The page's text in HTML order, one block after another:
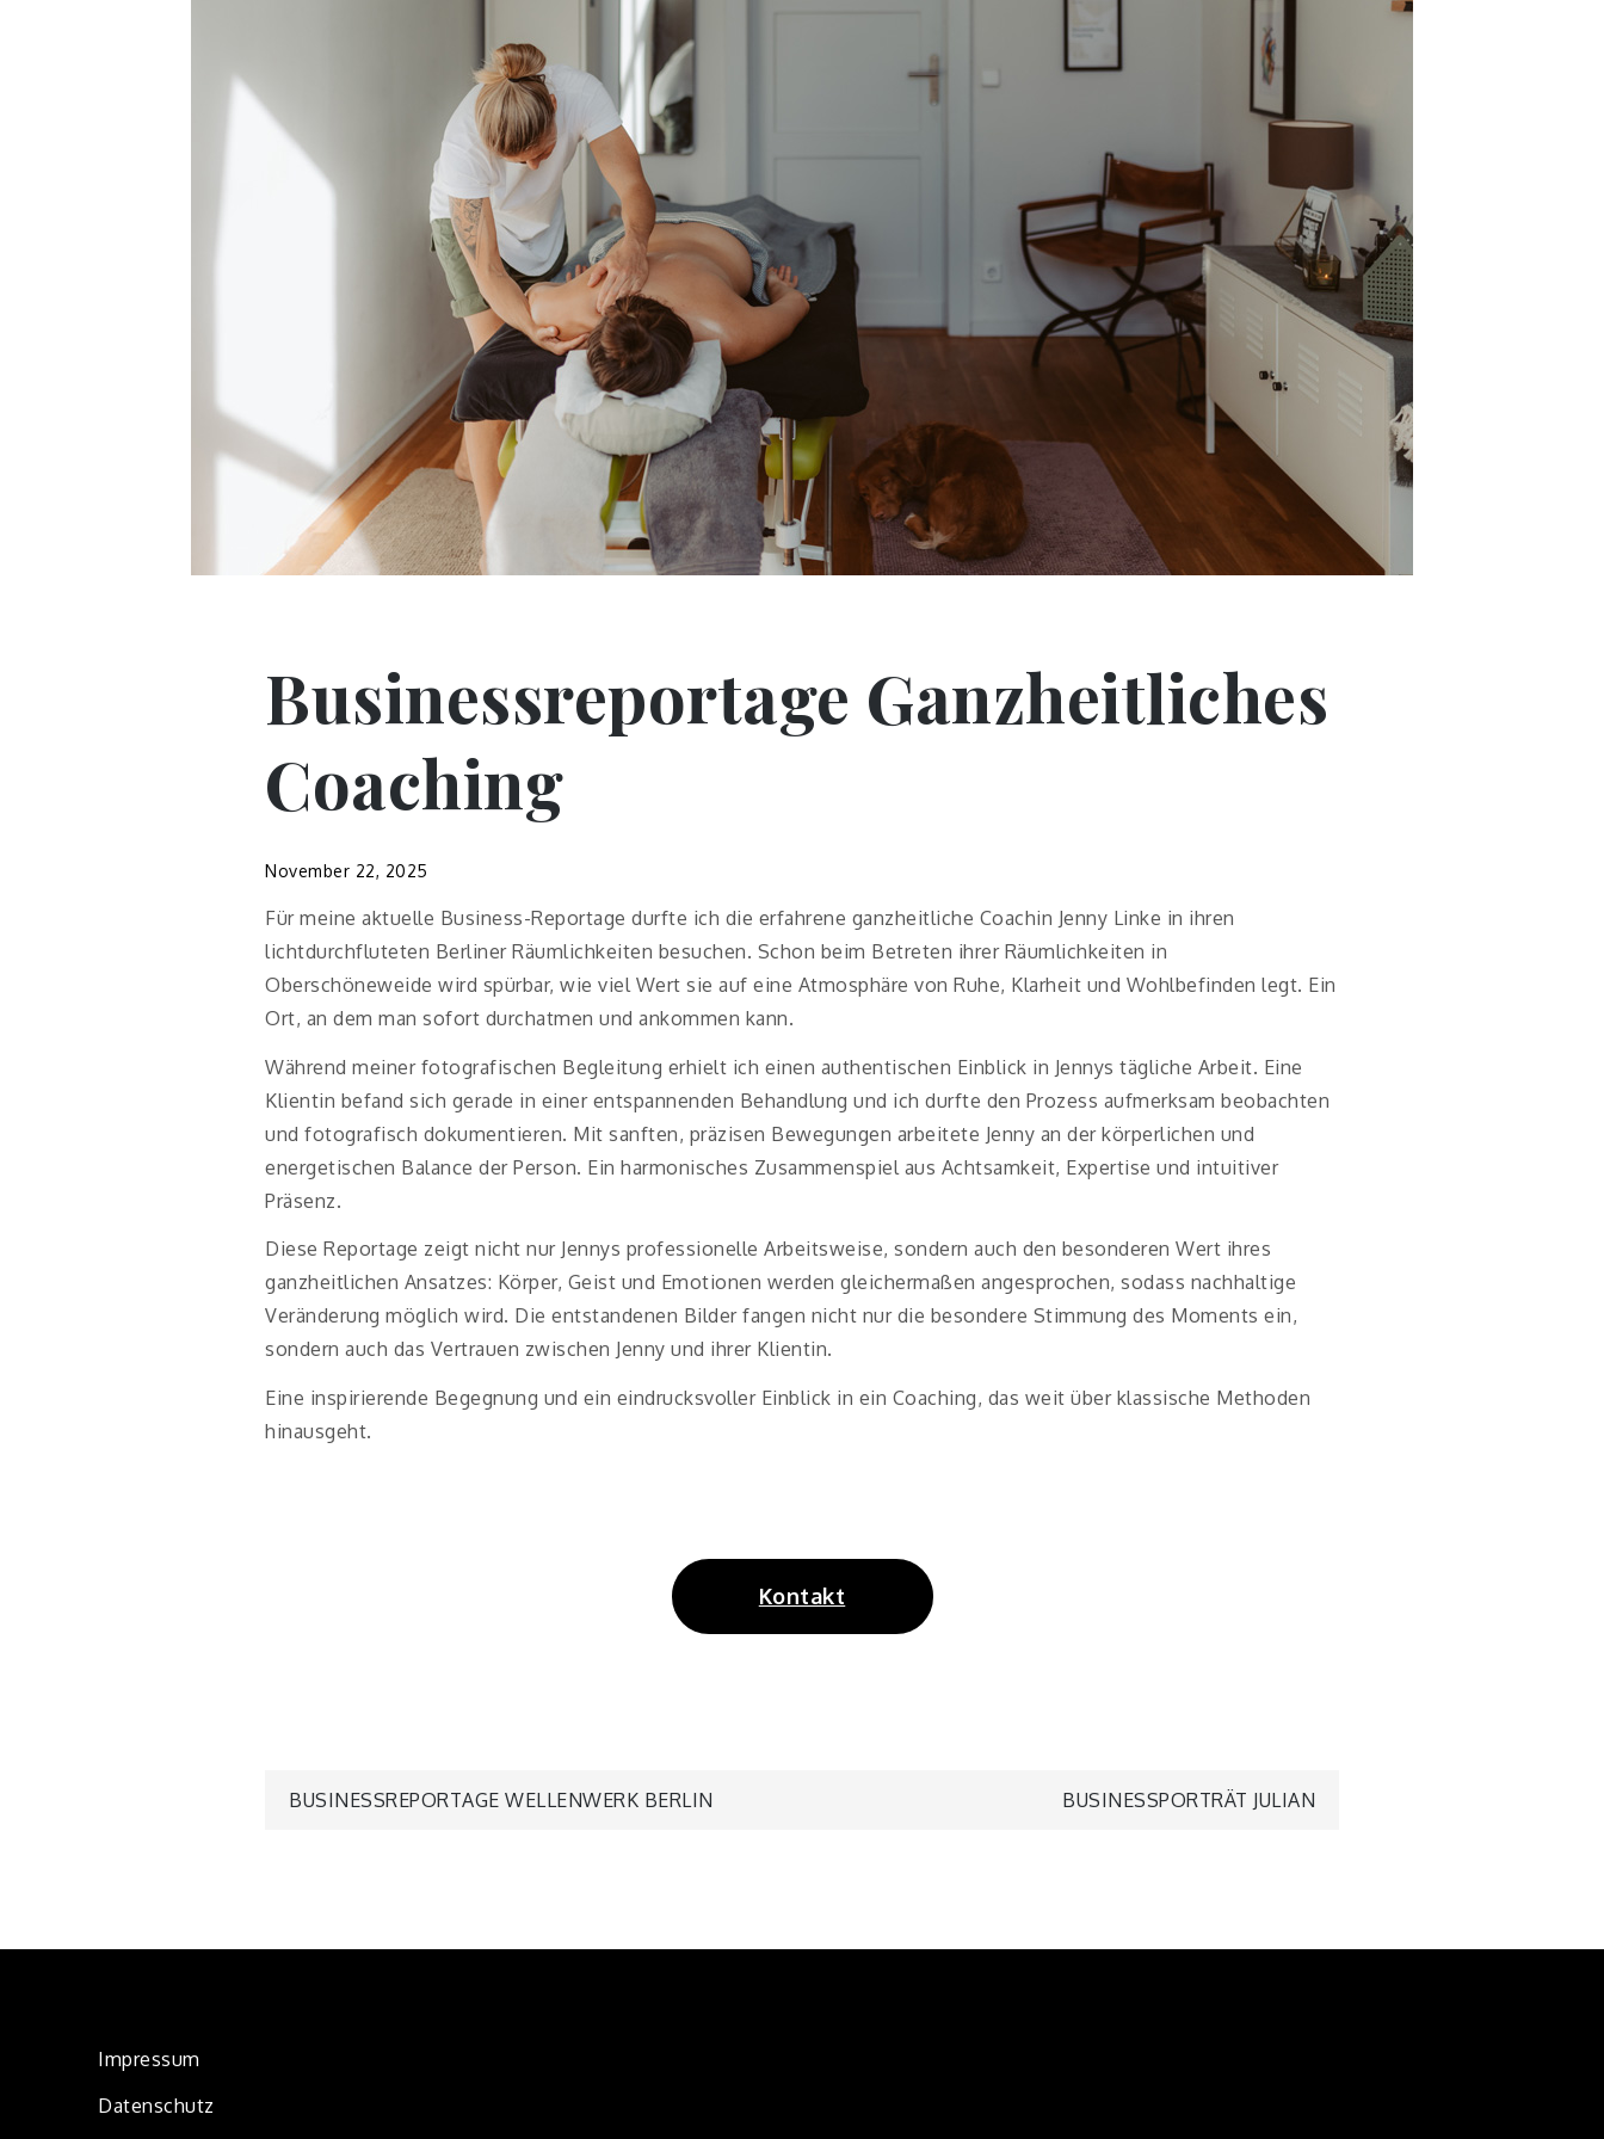
Businessreportage Ganzheitliches
Coaching
November 22, 2025
Für meine aktuelle Business-Reportage durfte ich die erfahrene ganzheitliche Coachin Jenny Linke in ihren
lichtdurchfluteten Berliner Räumlichkeiten besuchen. Schon beim Betreten ihrer Räumlichkeiten in
Oberschöneweide wird spürbar, wie viel Wert sie auf eine Atmosphäre von Ruhe, Klarheit und Wohlbefinden legt. Ein
Ort, an dem man sofort durchatmen und ankommen kann.
Während meiner fotografischen Begleitung erhielt ich einen authentischen Einblick in Jennys tägliche Arbeit. Eine
Klientin befand sich gerade in einer entspannenden Behandlung und ich durfte den Prozess aufmerksam beobachten
und fotografisch dokumentieren. Mit sanften, präzisen Bewegungen arbeitete Jenny an der körperlichen und
energetischen Balance der Person. Ein harmonisches Zusammenspiel aus Achtsamkeit, Expertise und intuitiver
Präsenz.
Diese Reportage zeigt nicht nur Jennys professionelle Arbeitsweise, sondern auch den besonderen Wert ihres
ganzheitlichen Ansatzes: Körper, Geist und Emotionen werden gleichermaßen angesprochen, sodass nachhaltige
Veränderung möglich wird. Die entstandenen Bilder fangen nicht nur die besondere Stimmung des Moments ein,
sondern auch das Vertrauen zwischen Jenny und ihrer Klientin.
Eine inspirierende Begegnung und ein eindrucksvoller Einblick in ein Coaching, das weit über klassische Methoden
hinausgeht.
Kontakt
Beitragsnavigation
BUSINESSREPORTAGE WELLENWERK BERLIN BUSINESSPORTRÄT JULIAN
Impressum
Datenschutz